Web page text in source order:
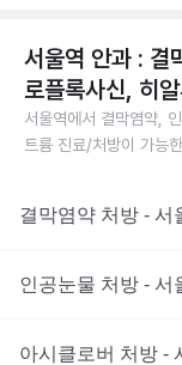
서울역 안과 : 결
로플록사신, 히
서울역에서 결막염약,
트륨 진료/처방이 가능
결막염약 처방 - 서
인공눈물 처방 - 서
아시클로버 처방 -